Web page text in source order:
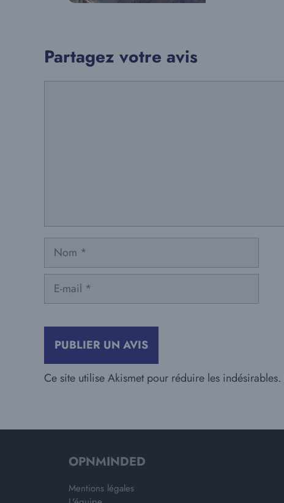
Partagez votre avis
Nom
mail
Ce site utilise Akismet pour réduire les indésirables.
OPNMINDED
Mentions légales